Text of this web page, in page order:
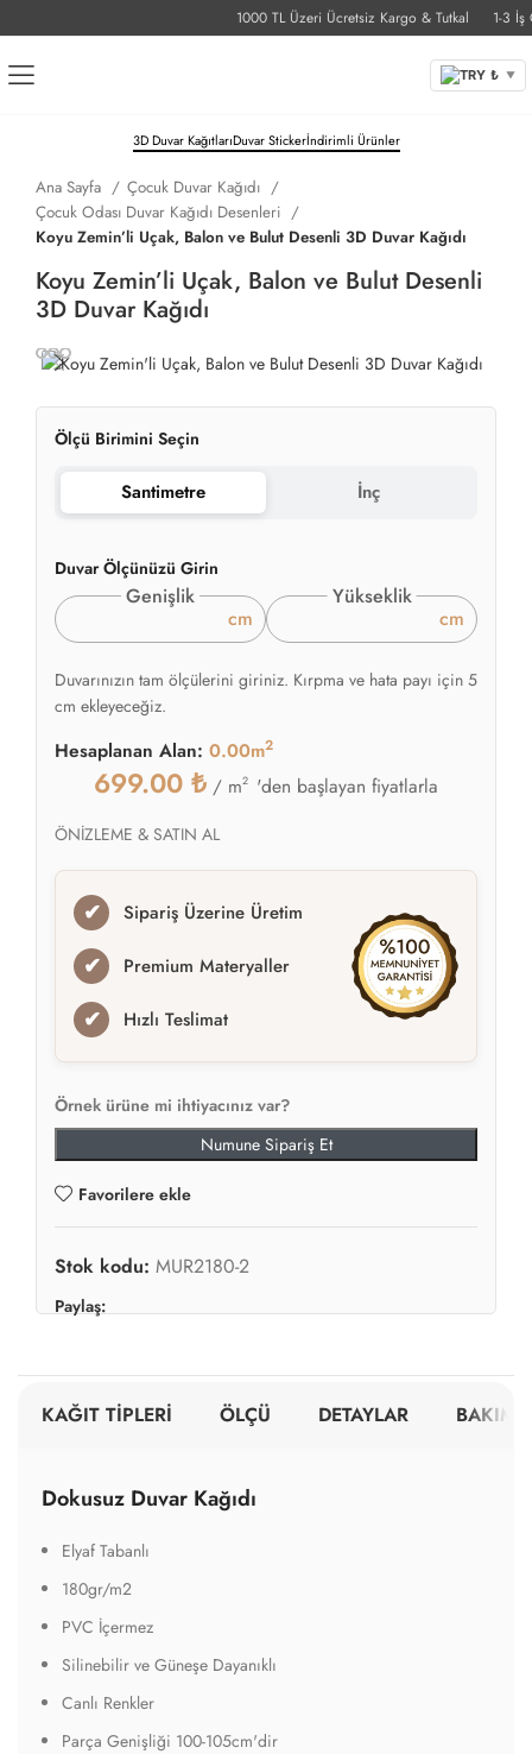
1000 TL Üzeri Ücretsiz Kargo & Tutkal 1-3 İş
TRY ₺ ▼
3D Duvar KağıtlarıDuvar Stickerİndirimli Ürünler
Ana Sayfa
Çocuk Duvar Kağıdı
Çocuk Odası Duvar Kağıdı Desenleri
Koyu Zemin’li Uçak, Balon ve Bulut Desenli 3D Duvar Kağıdı
Koyu Zemin’li Uçak, Balon ve Bulut Desenli
3D Duvar Kağıdı
Ölçü Birimini Seçin
Santimetre İnç
Duvar Ölçünüzü Girin
Genişlik
cm
Yükseklik
cm
Duvarınızın tam ölçülerini giriniz. Kırpma ve hata payı için 5
cm ekleyeceğiz.
Hesaplanan Alan: 0.00m2
699.00 ₺ / m2 'den başlayan fiyatlarla
ÖNİZLEME & SATIN AL
✔ Sipariş Üzerine Üretim
✔ Premium Materyaller
✔ Hızlı Teslimat
Örnek ürüne mi ihtiyacınız var?
Numune Sipariş Et
Favorilere ekle
Stok kodu: MUR2180-2
Paylaş:
KAĞIT TİPLERİ ÖLÇÜ DETAYLAR BAKIM
Dokusuz Duvar Kağıdı
Elyaf Tabanlı
180gr/m2
PVC İçermez
Silinebilir ve Güneşe Dayanıklı
Canlı Renkler
Parça Genişliği 100-105cm'dir